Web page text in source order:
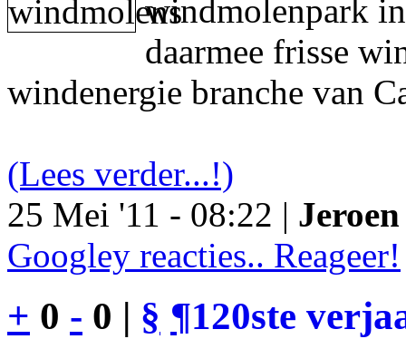
windmolenpark
daarmee frisse
windenergie branche van
(Lees verder...!)
25 Mei '11 - 08:22 |
Googley reacties.. Reageer!
+ 0 - 0 | § ¶120ste